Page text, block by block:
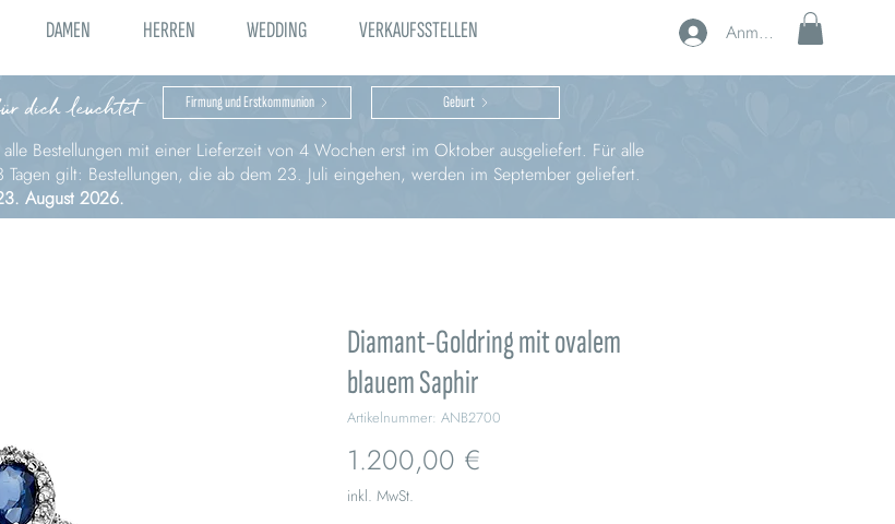
DAMEN HERREN WEDDING VERKAUFSSTELLEN Anmelden
dich leuchtet Firmung und Erstkommunion Geburt
Bestellungen mit einer Lieferzeit von 4 Wochen erst im Oktober ausgeliefert. Für alle
gilt: Bestellungen, die ab dem 23. Juli eingehen, werden im September geliefert.
August 2026.
Diamant-Goldring mit ovalem
blauem Saphir
Artikelnummer: ANB2700
1.200,00 €
inkl. MwSt.